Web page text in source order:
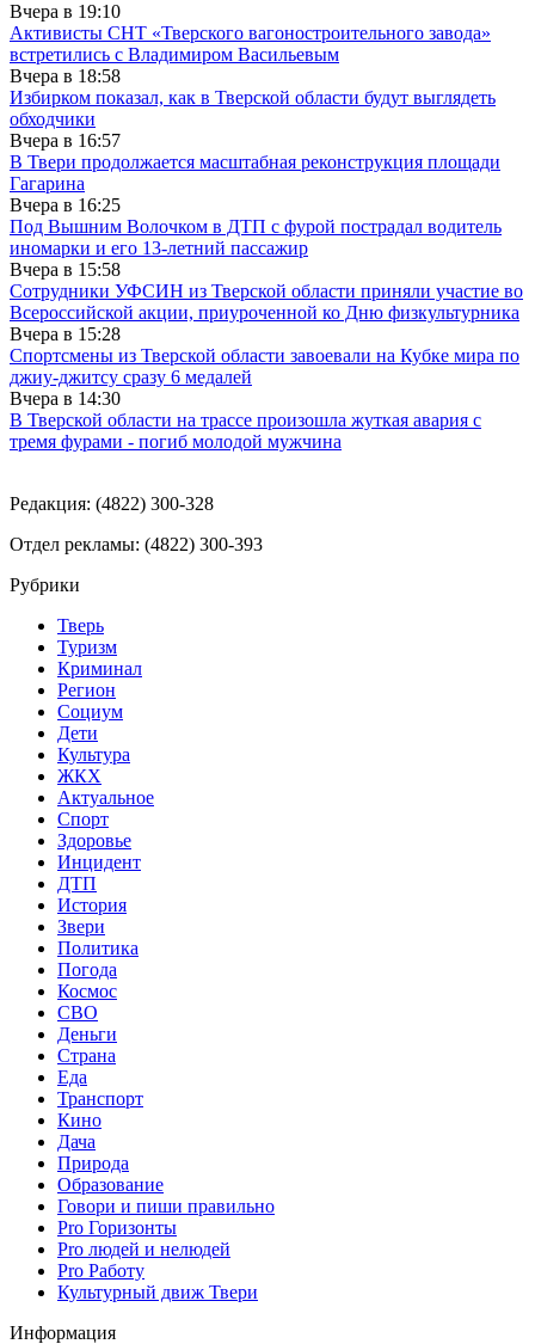
Вчера в 19:10
Активисты СНТ «Тверского вагоностроительного завода»
встретились с Владимиром Васильевым
Вчера в 18:58
Избирком показал, как в Тверской области будут выглядеть
обходчики
Вчера в 16:57
В Твери продолжается масштабная реконструкция площади
Гагарина
Вчера в 16:25
Под Вышним Волочком в ДТП с фурой пострадал водитель
иномарки и его 13-летний пассажир
Вчера в 15:58
Сотрудники УФСИН из Тверской области приняли участие во
Всероссийской акции, приуроченной ко Дню физкультурника
Вчера в 15:28
Спортсмены из Тверской области завоевали на Кубке мира по
джиу-джитсу сразу 6 медалей
Вчера в 14:30
В Тверской области на трассе произошла жуткая авария с
тремя фурами - погиб молодой мужчина
Редакция: (4822) 300-328
Отдел рекламы: (4822) 300-393
Рубрики
Тверь
Туризм
Криминал
Регион
Социум
Дети
Культура
ЖКХ
Актуальное
Спорт
Здоровье
Инцидент
ДТП
История
Звери
Политика
Погода
Космос
СВО
Деньги
Страна
Еда
Транспорт
Кино
Дача
Природа
Образование
Говори и пиши правильно
Pro Горизонты
Pro людей и нелюдей
Pro Работу
Культурный движ Твери
Информация